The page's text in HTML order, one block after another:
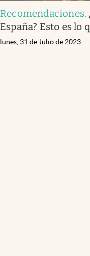
Recomendaciones.
España? Esto es lo
lunes, 31 de Julio de 2023